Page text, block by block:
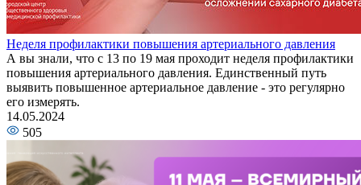
Неделя профилактики повышения артериального давления
А вы знали, что с 13 по 19 мая проходит неделя профилактики
повышения артериального давления. Единственный путь
выявить повышенное артериальное давление - это регулярно
его измерять.
14.05.2024
505